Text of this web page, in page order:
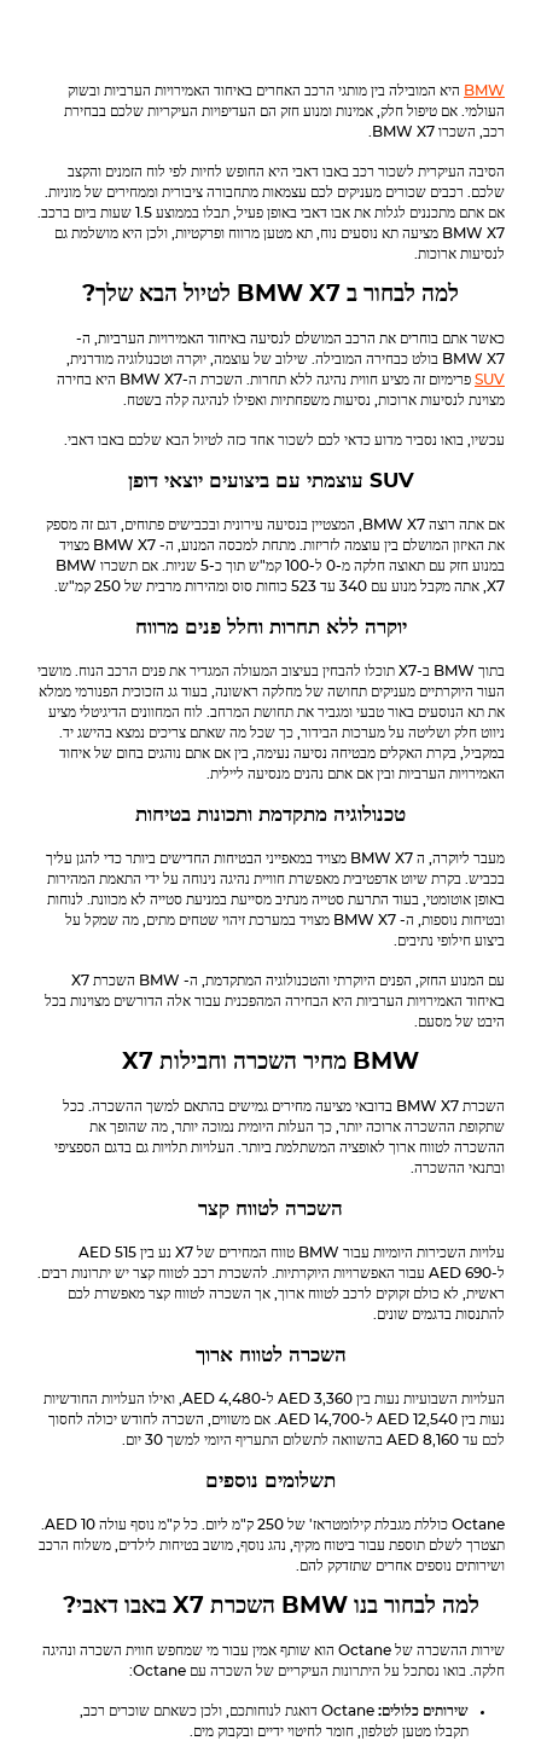
BMW היא המובילה בין מותגי הרכב האחרים באיחוד האמירויות הערביות ובשוק
העולמי. אם טיפול חלק, אמינות ומנוע חזק הם העדיפויות העיקריות שלכם בבחירת
רכב, השכרו BMW X7
הסיבה העיקרית לשכור רכב באבו דאבי היא החופש לחיות לפי לוח הזמנים והקצב
שלכם. רכבים שכורים מעניקים לכם עצמאות מתחבורה ציבורית וממחירים של מוניות.
אם אתם מתכננים לגלות את אבו דאבי באופן פעיל, תבלו בממוצע 1.5 שעות ביום ברכב.
BMW X7 מציעה תא נוסעים נוח, תא מטען מרווח ופרקטיות, ולכן היא מושלמת גם
לנסיעות ארוכות.
למה לבחור ב BMW X7 לטיול הבא שלך?
כאשר אתם בוחרים את הרכב המושלם לנסיעה באיחוד האמירויות הערביות, ה-
BMW X7 בולט כבחירה המובילה. שילוב של עוצמה, יוקרה וטכנולוגיה מודרנית,
SUV
פרימיום זה מציע חווית נהיגה ללא תחרות. השכרת ה-BMW X7 היא בחירה
מצוינת לנסיעות ארוכות, נסיעות משפחתיות ואפילו לנהיגה קלה בשטח.
עכשיו, בואו נסביר מדוע כדאי לכם לשכור אחד כזה לטיול הבא שלכם באבו דאבי.
SUV עוצמתי עם ביצועים יוצאי דופן
אם אתה רוצה BMW
X7, המצטיין בנסיעה עירונית ובכבישים פתוחים, דגם זה מספק
את האיזון המושלם בין עוצמה לזריזות. מתחת למכסה המנוע, ה-
BMW X7 מצויד
במנוע חזק עם תאוצה חלקה מ-0 ל-100 קמ"ש תוך כ-5 שניות. אם תשכרו
BMW
X7, אתה מקבל מנוע עם 340 עד 523 כוחות סוס ומהירות מרבית של 250 קמ"ש.
יוקרה ללא תחרות וחלל פנים מרווח
בתוך BMW
ב-X7 תוכלו להבחין בעיצוב המעולה המגדיר את פנים הרכב הנוח. מושבי
העור היוקרתיים מעניקים תחושה של מחלקה ראשונה, בעוד גג הזכוכית הפנורמי ממלא
את תא הנוסעים באור טבעי ומגביר את תחושת המרחב. לוח המחוונים הדיגיטלי מציע
ניווט חלק ושליטה על מערכות הבידור, כך שכל מה שאתם צריכים נמצא בהישג יד.
במקביל, בקרת האקלים מבטיחה נסיעה נעימה, בין אם אתם נוהגים בחום של איחוד
האמירויות הערביות ובין אם אתם נהנים מנסיעה ליילית.
טכנולוגיה מתקדמת ותכונות בטיחות
מעבר ליוקרה, ה BMW X7 מצויד במאפייני הבטיחות החדישים ביותר כדי להגן עליך
בכביש. בקרת שיוט אדפטיבית מאפשרת חוויית נהיגה נינוחה על ידי התאמת המהירות
באופן אוטומטי, בעוד התרעת סטייה מנתיב מסייעת במניעת סטייה לא מכוונת. לנוחות
ובטיחות נוספות, ה-
BMW X7 מצויד במערכת זיהוי שטחים מתים, מה שמקל על
ביצוע חילופי נתיבים.
עם המנוע החזק, הפנים היוקרתי והטכנולוגיה המתקדמת, ה- BMW
השכרת X7
באיחוד האמירויות הערביות היא הבחירה המהפכנית עבור אלה הדורשים מצוינות בכל
היבט של מסעם.
BMW מחיר השכרה וחבילות X7
השכרת BMW X7 בדובאי מציעה מחירים גמישים בהתאם למשך ההשכרה. ככל
שתקופת ההשכרה ארוכה יותר, כך העלות היומית נמוכה יותר, מה שהופך את
ההשכרה לטווח ארוך לאופציה המשתלמת ביותר. העלויות תלויות גם בדגם הספציפי
ובתנאי ההשכרה.
השכרה לטווח קצר
עלויות השכירות היומיות עבור BMW
טווח המחירים של X7 נע בין 515 AED
ל-690 AED עבור האפשרויות היוקרתיות. להשכרת רכב לטווח קצר יש יתרונות רבים.
ראשית, לא כולם זקוקים לרכב לטווח ארוך, אך השכרה לטווח קצר מאפשרת לכם
להתנסות בדגמים שונים.
השכרה לטווח ארוך
העלויות השבועיות נעות בין 3,360 AED ל-4,480 AED, ואילו העלויות החודשיות
נעות בין 12,540 AED ל-14,700 AED. אם משווים, השכרה לחודש יכולה לחסוך
לכם עד 8,160 AED בהשוואה לתשלום התעריף היומי למשך 30 יום.
תשלומים נוספים
תצטרך לשלם תוספת עבור ביטוח מקיף, נהג נוסף, מושב בטיחות לילדים, משלוח הרכב
ושירותים נוספים אחרים שתזדקק להם.
למה לבחור בנוBMW השכרת X7 באבו דאבי?
שירות ההשכרה של Octane הוא שותף אמין עבור מי שמחפש חווית השכרה ונהיגה
חלקה. בואו נסתכל על היתרונות העיקריים של השכרה עם Octane:
שירותים כלולים:
Octane דואגת לנוחותכם, ולכן כשאתם שוכרים רכב,
תקבלו מטען לטלפון, חומר לחיטוי ידיים ובקבוק מים.